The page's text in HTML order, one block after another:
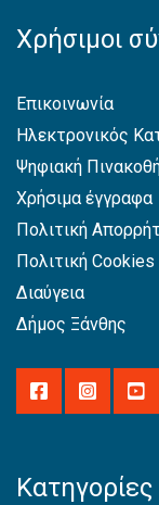
Χρήσιμοι
Επικοινωνία
Ηλεκτρονικός
Ψηφιακή
Χρήσιμα έγγραφα
Πολιτική
Πολιτική Cookies
Διαύγεια
Δήμος Ξάνθης